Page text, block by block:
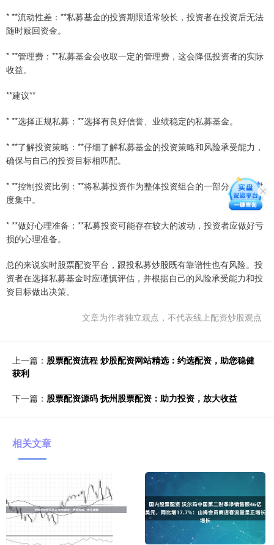
* **流动性差：**私募基金的投资期限通常较长，投资者在投资后无法
随时赎回资金。
* **管理费：**私募基金会收取一定的管理费，这会降低投资者的实际
收益。
**建议**
* **选择正规私募：**选择有良好信誉、业绩稳定的私募基金。
* **了解投资策略：**仔细了解私募基金的投资策略和风险承受能力，
确保与自己的投资目标相匹配。
* **控制投资比例：**将私募投资作为整体投资组合的一部分，避免过
度集中。
* **做好心理准备：**私募投资可能存在较大的波动，投资者应做好亏
损的心理准备。
总的来说实时股票配资平台，跟投私募炒股既有靠谱性也有风险。投
资者在选择私募基金时应谨慎评估，并根据自己的风险承受能力和投
资目标做出决策。
文章为作者独立观点，不代表线上配资炒股观点
上一篇： 股票配资流程 炒股配资网站精选：约选配资，助您稳健
获利
下一篇： 股票配资源码 抚州股票配资：助力投资，放大收益
相关文章